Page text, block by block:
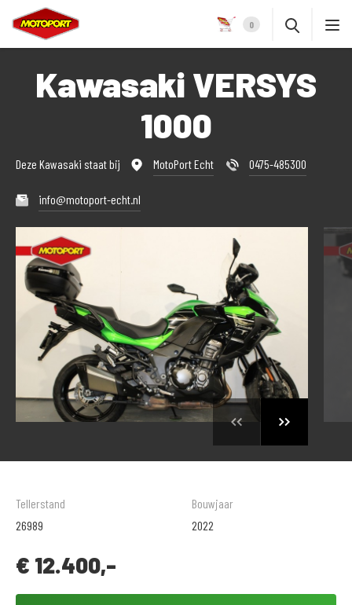
0
Kawasaki VERSYS
1000
Deze Kawasaki staat bij MotoPort Echt 0475-485300
info@motoport-echt.nl
Tellerstand
26989
Bouwjaar
2022
€ 12.400,-